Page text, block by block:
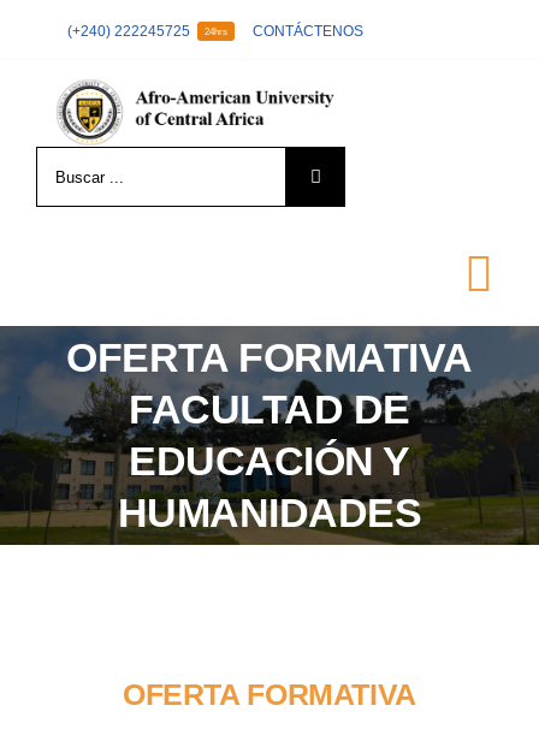
(+240) 222245725 24hrs CONTÁCTENOS
LA UNIVERSIDAD
FORMACIÓN
ADMISIÓN
CONVENIOS AAUCA
OFERTA FORMATIVA
FACULTAD DE
EDUCACIÓN Y
HUMANIDADES
OFERTA FORMATIVA